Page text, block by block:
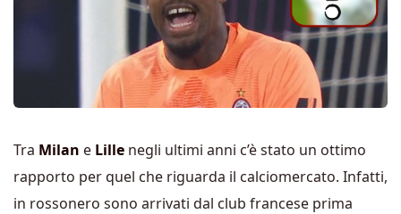
Tra Milan e Lille negli ultimi anni c’è stato un ottimo
rapporto per quel che riguarda il calciomercato. Infatti,
in rossonero sono arrivati dal club francese prima